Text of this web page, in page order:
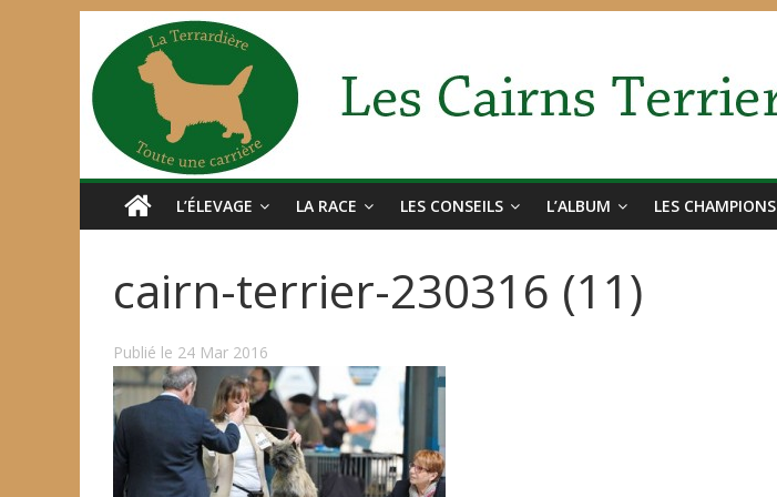
L’ÉLEVAGE LA RACE LES CONSEILS L’ALBUM LES CHAMPIONS
cairn-terrier-230316 (11)
Publié le 24 Mar 2016